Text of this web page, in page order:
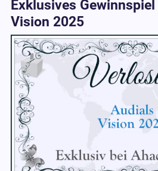
Exklusives
Vision 2025